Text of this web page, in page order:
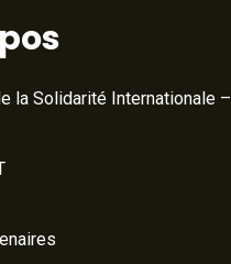
la Solidarité Internationale –